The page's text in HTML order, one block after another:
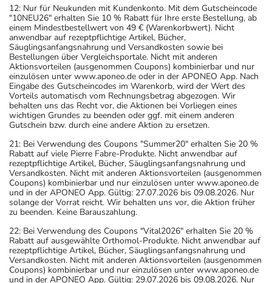
12: Nur für Neukunden mit Kundenkonto. Mit dem Gutscheincode
"10NEU26" erhalten Sie 10 % Rabatt für Ihre erste Bestellung, ab
einem Mindestbestellwert von 49 € (Warenkorbwert). Nicht
anwendbar auf rezeptpflichtige Artikel, Bücher,
Säuglingsanfangsnahrung und Versandkosten sowie bei
Bestellungen über Vergleichsportale. Nicht mit anderen
Aktionsvorteilen (ausgenommen Coupons) kombinierbar und nur
einzulösen unter www.aponeo.de oder in der APONEO App. Nach
Eingabe des Gutscheincodes im Warenkorb, wird der Wert des
Vorteils automatisch vom Rechnungsbetrag abgezogen. Wir
behalten uns das Recht vor, die Aktionen bei Vorliegen eines
wichtigen Grundes zu beenden oder ggf. mit einem anderen
Gutschein bzw. durch eine andere Aktion zu ersetzen.
21: Bei Verwendung des Coupons "Summer20" erhalten Sie 20 %
Rabatt auf viele Pierre Fabre-Produkte. Nicht anwendbar auf
rezeptpflichtige Artikel, Bücher, Säuglingsanfangsnahrung und
Versandkosten. Nicht mit anderen Aktionsvorteilen (ausgenommen
Coupons) kombinierbar und nur einzulösen unter www.aponeo.de
und in der APONEO App. Gültig: 27.07.2026 bis 09.08.2026. Nur
solange der Vorrat reicht. Wir behalten uns vor, die Aktion früher
zu beenden. Keine Barauszahlung.
22: Bei Verwendung des Coupons "Vital2026" erhalten Sie 20 %
Rabatt auf ausgewählte Orthomol-Produkte. Nicht anwendbar auf
rezeptpflichtige Artikel, Bücher, Säuglingsanfangsnahrung und
Versandkosten. Nicht mit anderen Aktionsvorteilen (ausgenommen
Coupons) kombinierbar und nur einzulösen unter www.aponeo.de
und in der APONEO App. Gültig: 29.07.2026 bis 09.08.2026. Nur